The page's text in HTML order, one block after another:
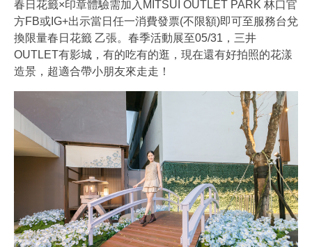
春日花籤×印章體驗需加入MITSUI OUTLET PARK 林口官
方FB或IG+出示當日任一消費發票(不限額)即可至服務台兌
換限量春日花籤 乙張。春季活動展至05/31，三井
OUTLET有影城，有的吃有的逛，現在還有好拍照的花漾
造景，超適合帶小朋友來走走！